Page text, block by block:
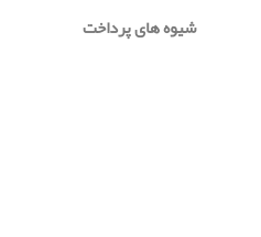
شیوه های پرداخت